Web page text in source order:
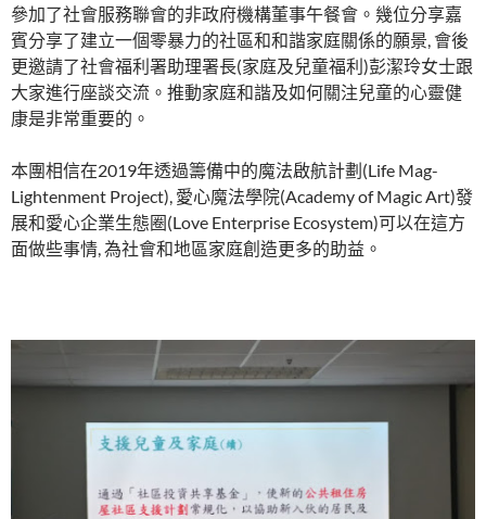
參加了社會服務聯會的非政府機構董事午餐會。幾位分享嘉
賓分享了建立一個零暴力的社區和和諧家庭關係的願景, 會後
更邀請了社會福利署助理署長(家庭及兒童福利)彭潔玲女士跟
大家進行座談交流。推動家庭和諧及如何關注兒童的心靈健
康是非常重要的。
本團相信在2019年透過籌備中的魔法啟航計劃(Life Mag-
Lightenment Project), 愛心魔法學院(Academy of Magic Art)發
展和愛心企業生態圈(Love Enterprise Ecosystem)可以在這方
面做些事情, 為社會和地區家庭創造更多的助益。